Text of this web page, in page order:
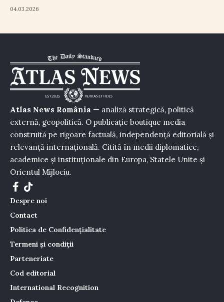
04.03.2026
Atlas News România — analiză strategică, politică
externă, geopolitică. O publicație boutique media
construită pe rigoare factuală, independență editorială și
relevanță internațională. Citită în medii diplomatice,
academice și instituționale din Europa, Statele Unite și
Orientul Mijlociu.
Despre noi
Contact
Politica de Confidențialitate
Termeni și condiții
Parteneriate
Cod editorial
International Recognition